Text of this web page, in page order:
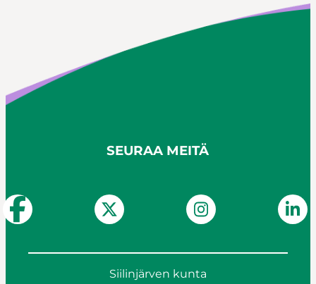
SEURAA MEITÄ
Siilinjärven kunta